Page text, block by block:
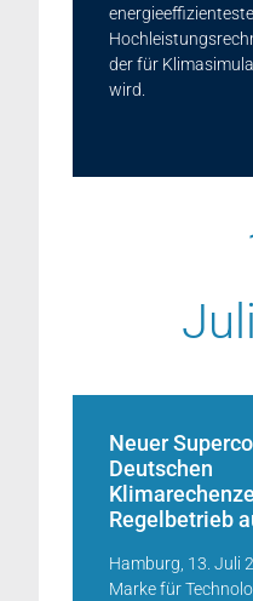
der für
wird.
Neuer
Deutschen
Regelbetrieb
Hamburg, 13. Juli
Marke für